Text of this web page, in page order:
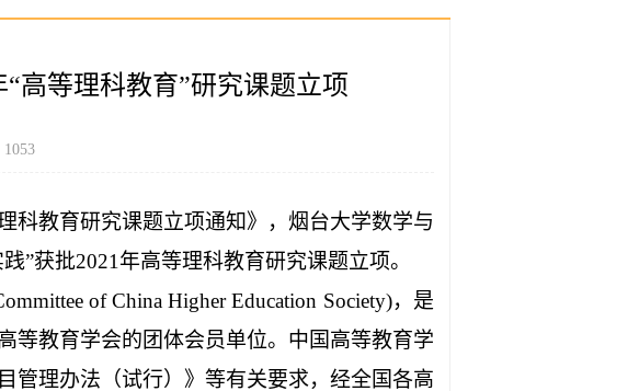
高等理科教育”研究课题立项
1053
科教育研究课题立项通知》，烟台大学数学与
”获批2021年高等理科教育研究课题立项。
of China Higher Education Society)，是
等教育学会的团体会员单位。中国高等教育学
管理办法（试行）》等有关要求，经全国各高